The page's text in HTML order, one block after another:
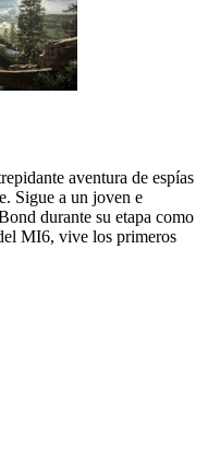
aventura de espías
Sigue a un joven e
durante su etapa como
MI6, vive los primeros